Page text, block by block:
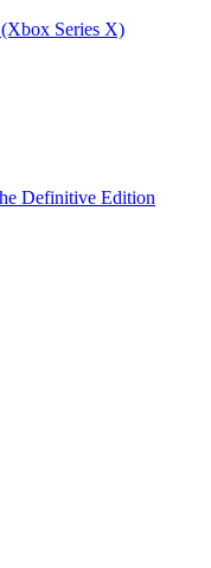
Series X)
Definitive Edition